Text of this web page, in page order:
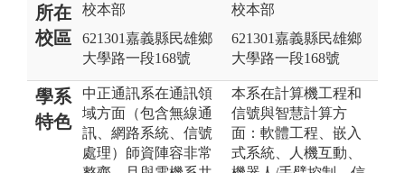
所在
校區
校本部
621301嘉義縣民雄鄉
大學路一段168號
校本部
621301嘉義縣民雄鄉
大學路一段168號
學系
特色
中正通訊系在通訊領
域方面（包含無線通
訊、網路系統、信號
處理）師資陣容非常
本系在計算機工程和
信號與智慧計算方
面：軟體工程、嵌入
式系統、人機互動、